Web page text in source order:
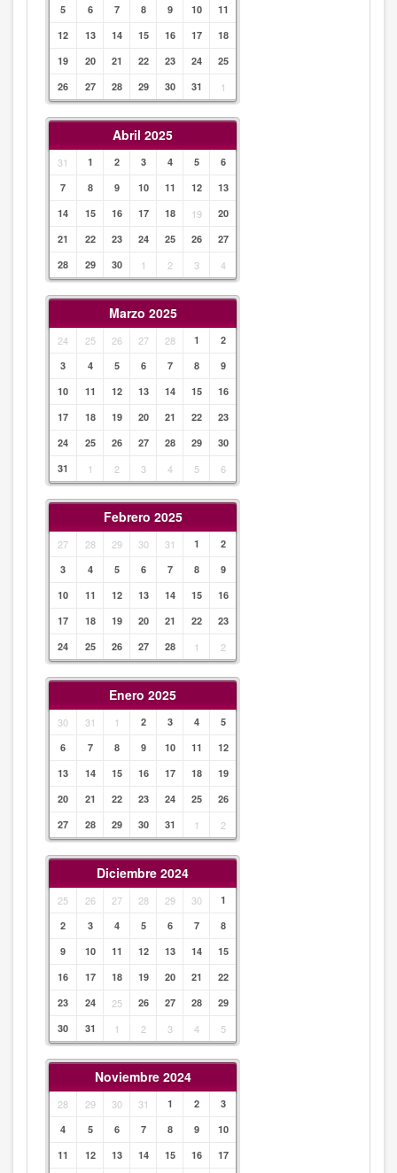
5 6 7 8 9 10
11
12
13 14 15 16 17
18
19
20 21 22 23 24
25
26
27 28 29 30 31 1
Abril 2025
31 1 2 3 4 5
6
7
8 9 10 11 12
13
14
15 16 17 18 19
20
21
22 23 24 25 26
27
28
29 30 1 2 3 4
Marzo 2025
24 25 26 27 28 1
2
3
4 5 6 7 8
9
10
11 12 13 14 15
16
17
18 19 20 21 22
23
24
25 26 27 28 29
30
31
1 2 3 4 5 6
Febrero 2025
27 28 29 30 31 1
2
3
4 5 6 7 8
9
10
11 12 13 14 15
16
17
18 19 20 21 22
23
24
25 26 27 28 1 2
Enero 2025
30 31 1 2 3 4
5
6
7 8 9 10 11
12
13
14 15 16 17 18
19
20
21 22 23 24 25
26
27
28 29 30 31 1 2
Diciembre 2024
25 26 27 28 29 30
1
2
3 4 5 6 7
8
9
10 11 12 13 14
15
16
17 18 19 20 21
22
23
24 25 26 27 28
29
30
31 1 2 3 4 5
Noviembre 2024
28 29 30 31 1 2
3
4
5 6 7 8 9
10
11
12 13 14 15 16
17